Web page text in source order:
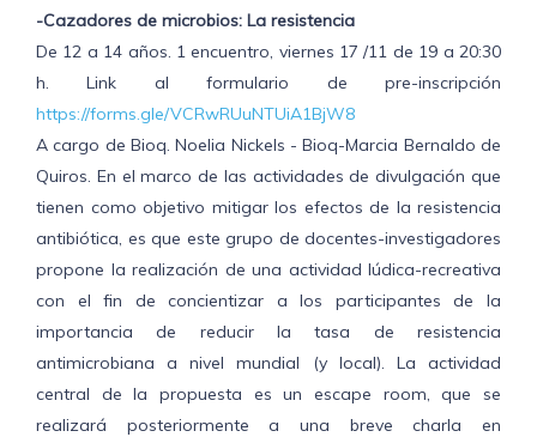
-Cazadores de microbios: La resistencia
De 12 a 14 años. 1 encuentro, viernes 17 /11 de 19 a 20:30
h. Link al formulario de pre-inscripción
https://forms.gle/VCRwRUuNTUiA1BjW8
A cargo de Bioq. Noelia Nickels - Bioq-Marcia Bernaldo de
Quiros. En el marco de las actividades de divulgación que
tienen como objetivo mitigar los efectos de la resistencia
antibiótica, es que este grupo de docentes-investigadores
propone la realización de una actividad lúdica-recreativa
con el fin de concientizar a los participantes de la
importancia de reducir la tasa de resistencia
antimicrobiana a nivel mundial (y local). La actividad
central de la propuesta es un escape room, que se
realizará posteriormente a una breve charla en